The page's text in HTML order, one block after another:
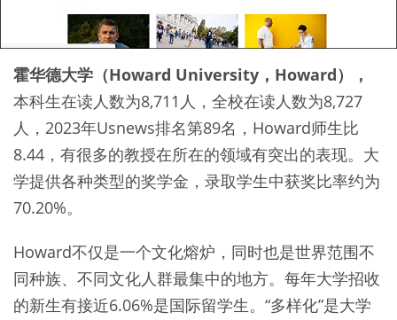
霍华德大学（Howard University，Howard），
本科生在读人数为8,711人，全校在读人数为8,727
人，2023年Usnews排名第89名，Howard师生比
8.44，有很多的教授在所在的领域有突出的表现。大
学提供各种类型的奖学金，录取学生中获奖比率约为
70.20%。
Howard不仅是一个文化熔炉，同时也是世界范围不
同种族、不同文化人群最集中的地方。每年大学招收
的新生有接近6.06%是国际留学生。“多样化”是大学